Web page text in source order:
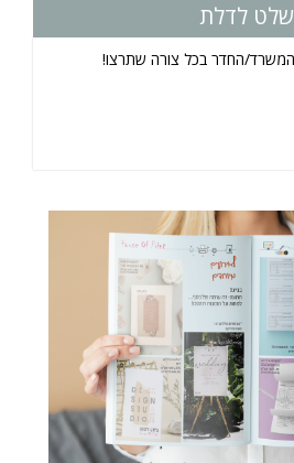
שלט לדלת